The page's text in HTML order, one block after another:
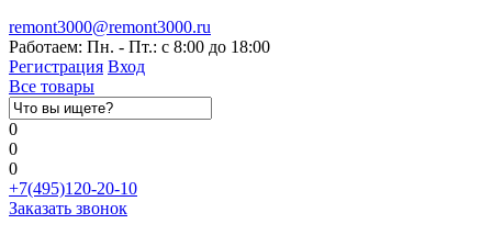
remont3000@remont3000.ru
Работаем: Пн. - Пт.: с 8:00 до 18:00
Регистрация Вход
Все товары
0
0
0
+7(495)120-20-10
Заказать звонок